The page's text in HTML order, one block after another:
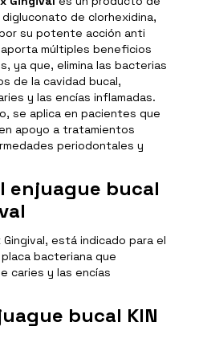
de clorhexidina,
su potente acción anti
múltiples beneficios
ya que, elimina las bacterias
de la cavidad bucal,
y las encías inflamadas.
se aplica en pacientes que
apoyo a tratamientos
periodontales y
enjuague bucal
Gingival, está indicado para el
bacteriana que
caries y las encías
bucal KIN